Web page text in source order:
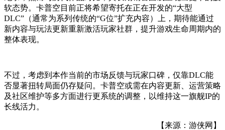
软态势。卡普空目前正将希望寄托在正在开发的“大型
DLC”（通常为系列传统的“G位”扩充内容）上，期待能通过
新内容与玩法更新重新激活玩家社群，提升游戏生命周期内的
整体表现。
不过，考虑到本作当前的市场反馈与玩家口碑，仅靠DLC能
否显著扭转局面仍存疑问。卡普空或需在内容更新、运营策略
及社区维护等多方面进行更系统的调整，以维持这一旗舰IP的
长线活力。
【来源：游侠网】